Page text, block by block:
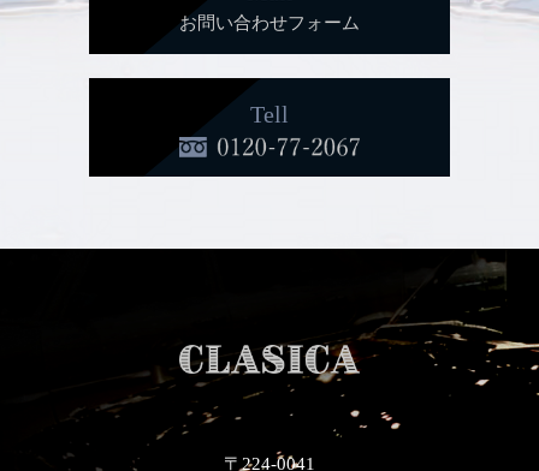
お問い合わせフォーム
Tell
〒224-0041